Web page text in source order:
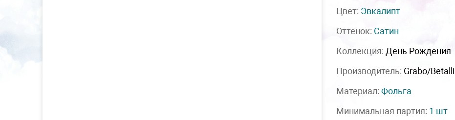
Цвет: Эвкалипт
Оттенок: Сатин
Коллекция: День Рождения
Производитель: Grabo/
Материал: Фольга
Минимальная партия: 1 шт